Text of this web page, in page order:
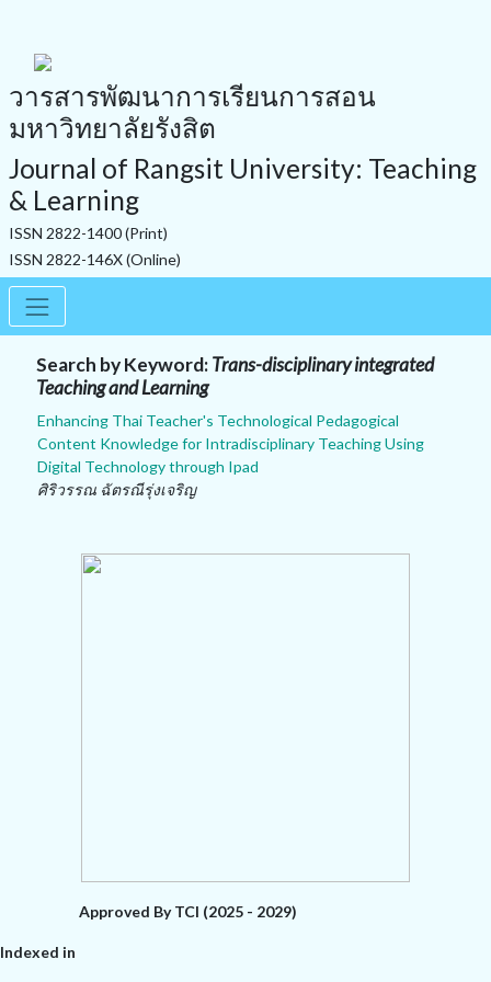
วารสารพัฒนาการเรียนการสอน
มหาวิทยาลัยรังสิต
Journal of Rangsit University: Teaching
& Learning
ISSN 2822-1400 (Print)
ISSN 2822-146X (Online)
Search by Keyword:Trans-disciplinary integrated
Teaching and Learning
Enhancing Thai Teacher's Technological Pedagogical
Content Knowledge for Intradisciplinary Teaching Using
Digital Technology through Ipad
ศิริวรรณ ฉัตรณีรุ่งเจริญ
Approved By TCI (2025 - 2029)
Indexed in